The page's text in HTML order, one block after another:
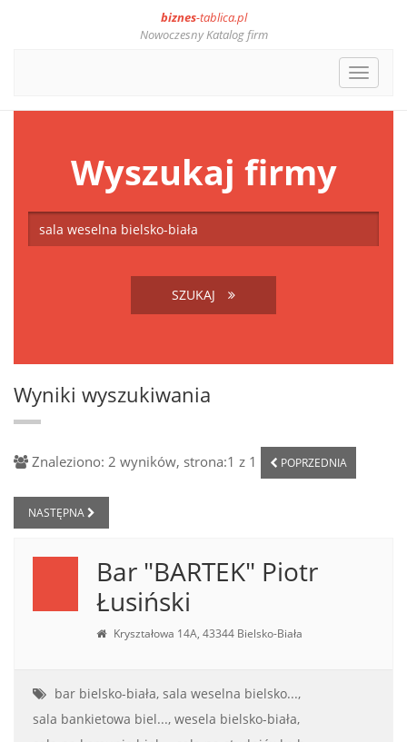
biznes-tablica.pl
Nowoczesny Katalog firm
Toggle
Wyszukaj firmy
SZUKAJ
Wyniki wyszukiwania
Znaleziono: 2 wyników, strona:1 z 1 POPRZEDNIA
NASTĘPNA
Bar "BARTEK" Piotr
Łusiński
Kryształowa 14A, 43344 Bielsko-Biała
bar bielsko-biała, sala weselna bielsko...,
sala bankietowa biel..., wesela bielsko-biała,